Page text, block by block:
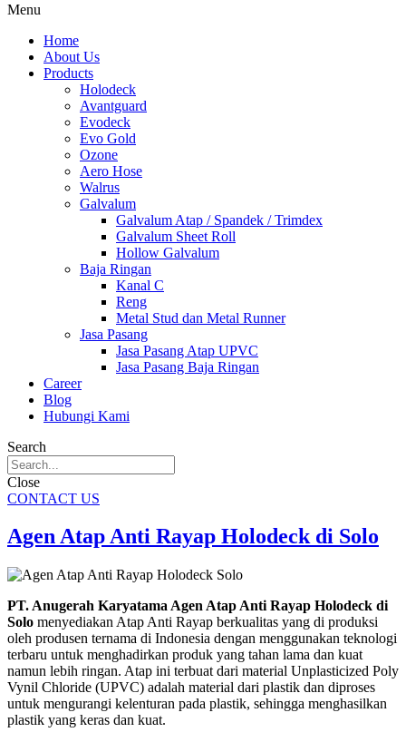
Menu
Home
About Us
Products
Holodeck
Avantguard
Evodeck
Evo Gold
Ozone
Aero Hose
Walrus
Galvalum
Galvalum Atap / Spandek / Trimdex
Galvalum Sheet Roll
Hollow Galvalum
Baja Ringan
Kanal C
Reng
Metal Stud dan Metal Runner
Jasa Pasang
Jasa Pasang Atap UPVC
Jasa Pasang Baja Ringan
Career
Blog
Hubungi Kami
Search
Close
CONTACT US
Agen Atap Anti Rayap Holodeck di Solo
PT. Anugerah Karyatama Agen Atap Anti Rayap Holodeck di
Solo menyediakan Atap Anti Rayap berkualitas yang di produksi
oleh produsen ternama di Indonesia dengan menggunakan teknologi
terbaru untuk menghadirkan produk yang tahan lama dan kuat
namun lebih ringan. Atap ini terbuat dari material Unplasticized Poly
Vynil Chloride (UPVC) adalah material dari plastik dan diproses
untuk mengurangi kelenturan pada plastik, sehingga menghasilkan
plastik yang keras dan kuat.